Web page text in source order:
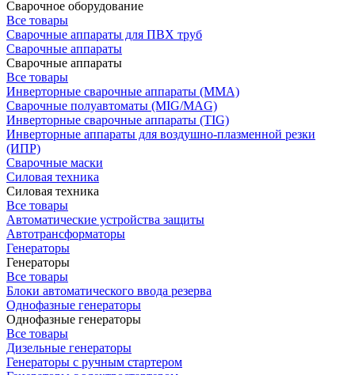
Сварочное оборудование
Все товары
Сварочные аппараты для ПВХ труб
Сварочные аппараты
Сварочные аппараты
Все товары
Инверторные сварочные аппараты (ММА)
Сварочные полуавтоматы (MIG/MAG)
Инверторные сварочные аппараты (TIG)
Инверторные аппараты для воздушно-плазменной резки
(ИПР)
Сварочные маски
Силовая техника
Силовая техника
Все товары
Автоматические устройства защиты
Автотрансформаторы
Генераторы
Генераторы
Все товары
Блоки автоматического ввода резерва
Однофазные генераторы
Однофазные генераторы
Все товары
Дизельные генераторы
Генераторы с ручным стартером